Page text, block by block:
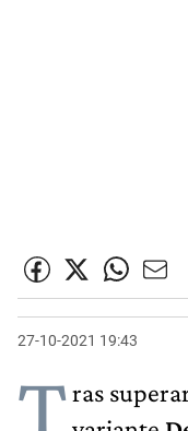
27-10-2021 19:43
Tras